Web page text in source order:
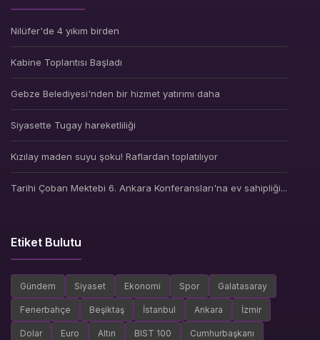
Nilüfer'de 4 yıkım birden
Kabine Toplantısı Başladı
Gebze Belediyesi'nden bir hizmet yatırımı daha
Siyasette Tugay hareketliliği
Kızılay maden suyu şoku! Raflardan toplatılıyor
Tarihi Çoban Mektebi 6. Ankara Konferansları'na ev sahipliği...
Etiket Bulutu
Gündem Siyaset Ekonomi Spor Galatasaray
Fenerbahçe Beşiktaş İstanbul Ankara İzmir
Dolar Euro Altın BIST 100 Cumhurbaşkanı